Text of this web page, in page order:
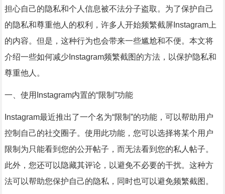
担心自己的隐私和个人信息被不法分子盗取。为了保护自己
的隐私和尊重他人的权利，许多人开始频繁截屏Instagram上
的内容。但是，这种行为也会带来一些尴尬和不便。本文将
介绍一些如何减少Instagram频繁截图的方法，以保护隐私和
尊重他人。
一、使用Instagram内置的“限制”功能
Instagram最近推出了一个名为“限制”的功能，可以帮助用户
控制自己的社交圈子。使用此功能，您可以选择将某个用户
限制为只能看到您的公开帖子，而无法看到您的私人帖子。
此外，您还可以隐藏其评论，以避免不必要的干扰。这种方
法可以帮助您保护自己的隐私，同时也可以避免频繁截图。